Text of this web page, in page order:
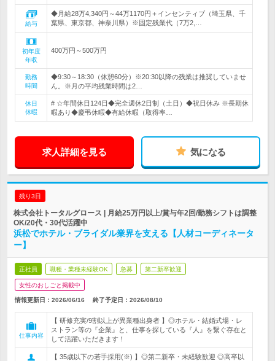
給与
◆月給28万4,340円～44万1170円＋インセンティブ（埼玉県、千
葉県、東京都、神奈川県）※固定残業代（7万2,…
初年度
年収
400万円～500万円
勤務
時間
◆9:30～18:30（休憩60分）※20:30以降の残業は推奨していませ
ん。※月の平均残業時間は2…
休日
休暇
# ☆年間休日124日◆完全週休2日制（土日）◆祝日休み ※長期休
暇あり◆慶弔休暇◆有給休暇（取得率…
求人詳細を見る 気になる
残り3日
株式会社トータルグロース | 月給25万円以上/賞与年2回/勤務シフトは調整
OK/20代・30代活躍中
浜松でホテル・ブライダル業界を支える【人材コーディネータ
ー】
正社員 職種・業種未経験OK 急募 第二新卒歓迎
女性のおしごと掲載中
情報更新日：2026/06/16 終了予定日： 2026/08/10
仕事内容
【 研修充実/9割以上が異業種出身者 】◎ホテル・結婚式場・レ
ストラン等の『企業』と、仕事を探している『人』を繋ぐ存在と
して活躍いただきます！
【 35歳以下の若手採用(※) 】◎第二新卒・未経験歓迎 ◎高卒以